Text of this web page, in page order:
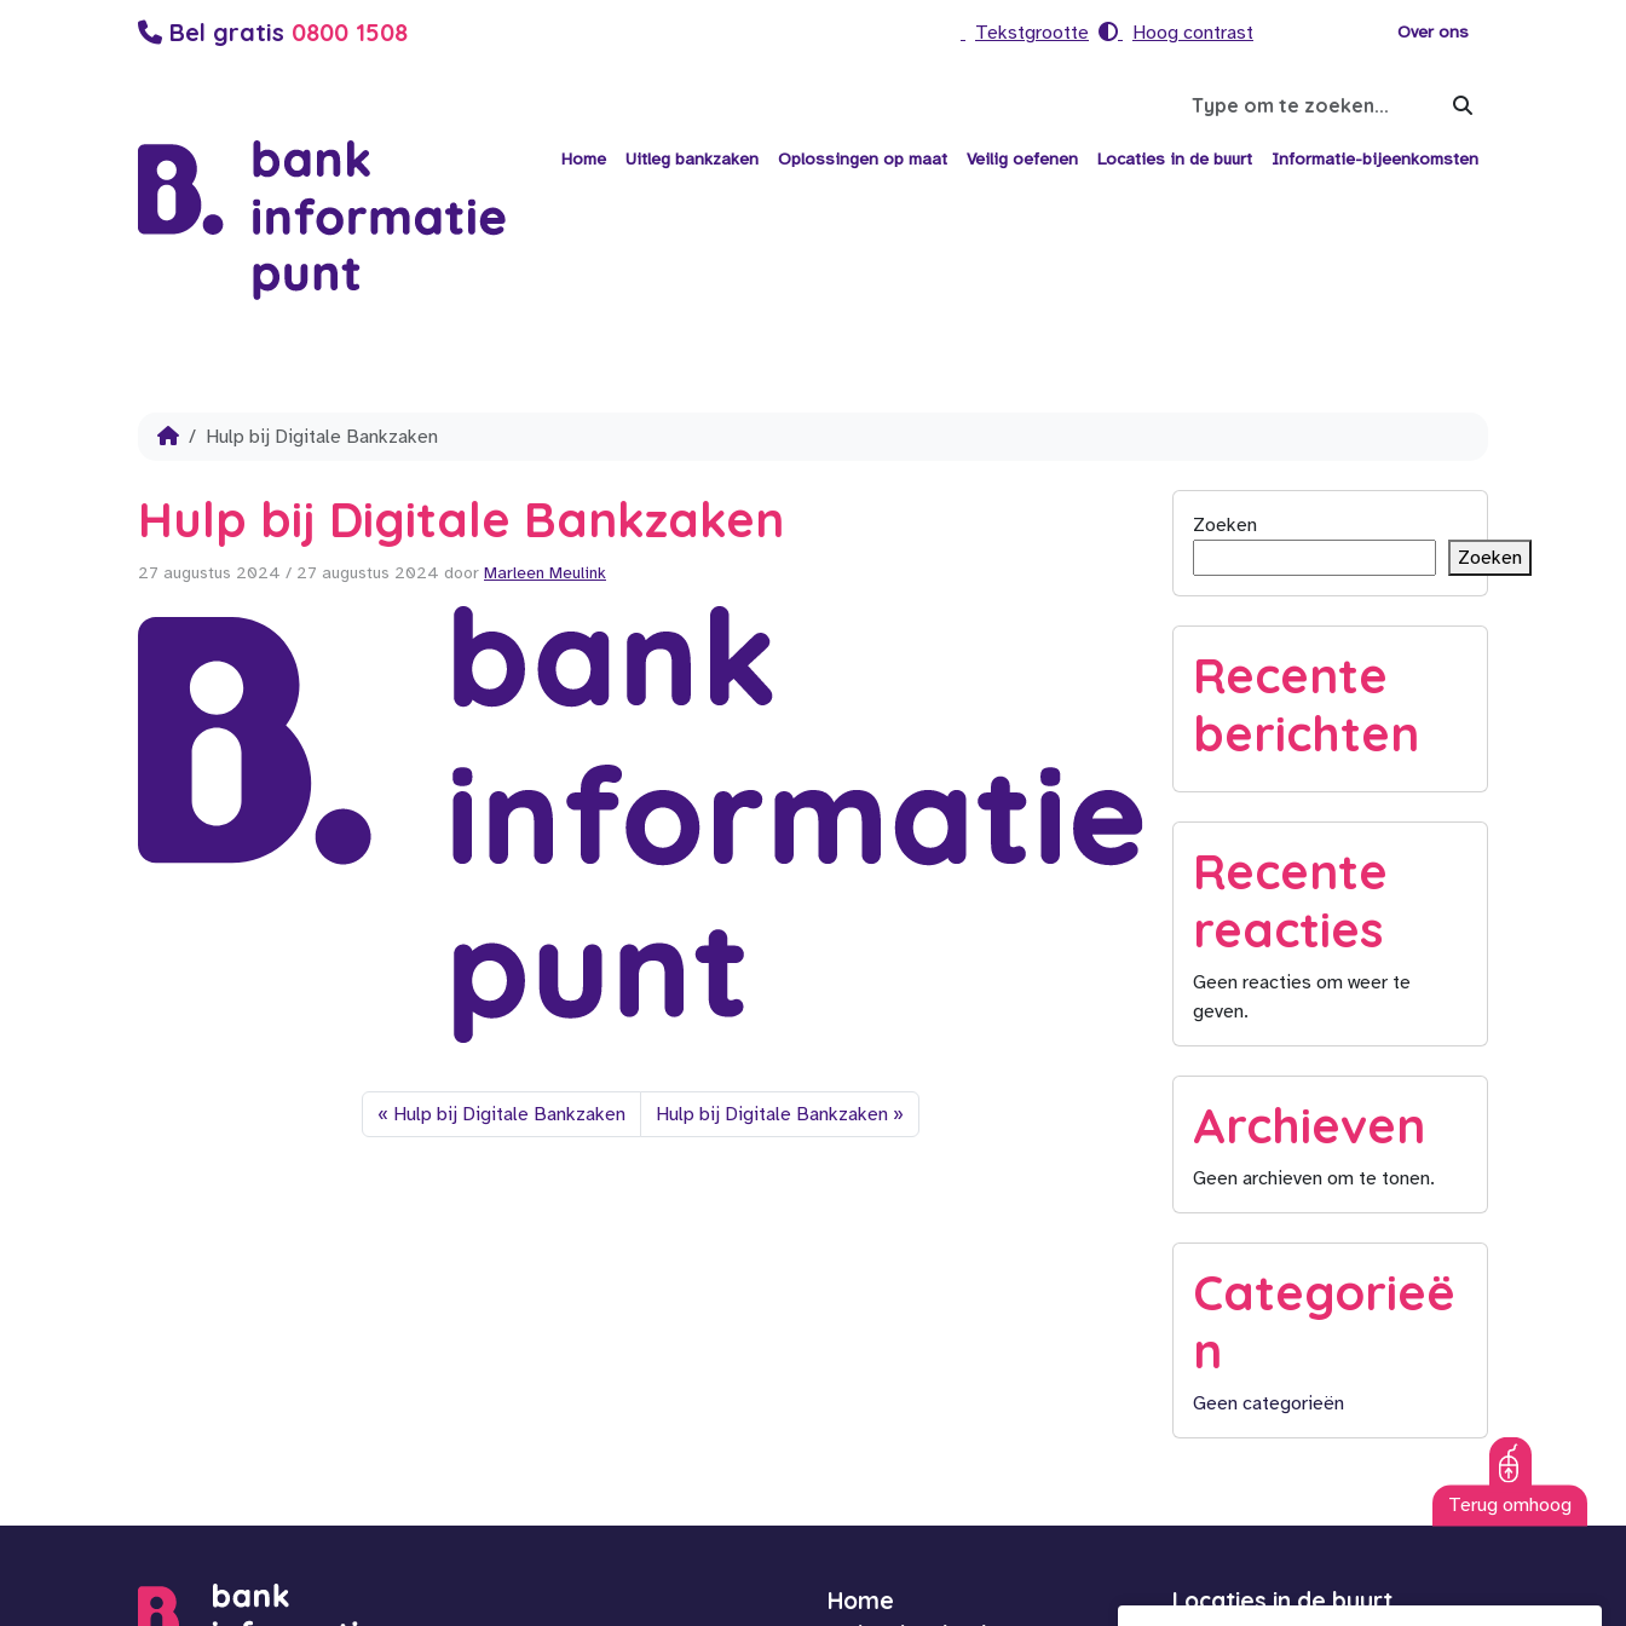
Bel gratis 0800 1508 Tekstgrootte Hoog contrast Over ons
Search
Home Uitleg bankzaken Oplossingen op maat Veilig oefenen Locaties in de buurt Informatie-bijeenkomsten
Hulp bij Digitale Bankzaken
Hulp bij Digitale Bankzaken
27 augustus 2024 / 27 augustus 2024 door Marleen Meulink
Hulp bij Digitale Bankzaken Hulp bij Digitale Bankzaken
Zoeken
Zoeken
Recente
berichten
Recente
reacties
Geen reacties om weer te
geven.
Archieven
Geen archieven om te tonen.
Categorieë
n
Geen categorieën
Terug omhoog
Home
Locaties in de buurt